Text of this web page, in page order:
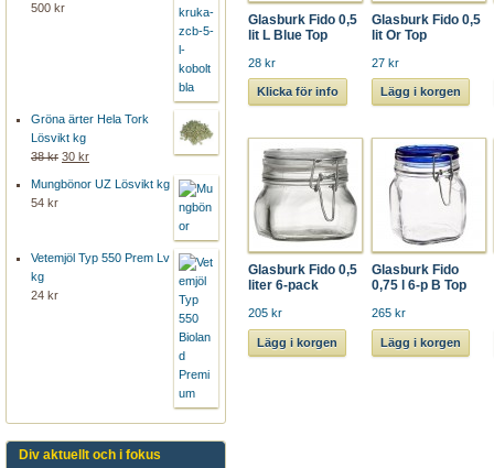
Glasburk Fido 0,5
lit L Blue Top
28 kr
Klicka för info
Glasburk Fido 0,5
lit Or Top
27 kr
Lägg i korgen
Glasburk Fido 0,5
liter 6-pack
205 kr
Lägg i korgen
Glasburk Fido
0,75 l 6-p B Top
265 kr
Lägg i korgen
500 kr
Gröna ärter Hela Tork
Lösvikt kg
38 kr 30 kr
Mungbönor UZ Lösvikt kg
54 kr
Vetemjöl Typ 550 Prem Lv
kg
24 kr
Div aktuellt och i fokus